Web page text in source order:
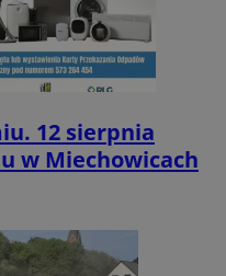
12 sierpnia
w Miechowicach